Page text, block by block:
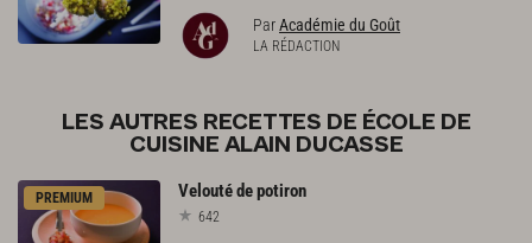
ParAcadémie du Goût
LA RÉDACTION
LES AUTRES RECETTES DE ÉCOLE DE
CUISINE ALAIN DUCASSE
PREMIUM Veloutédepotiron
642